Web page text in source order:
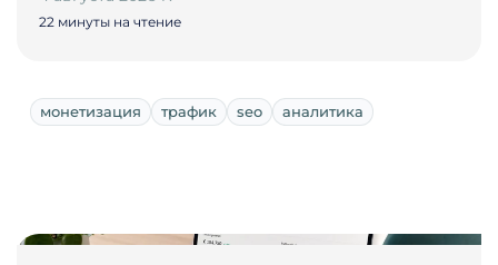
22 минуты на чтение
монетизация трафик seo аналитика